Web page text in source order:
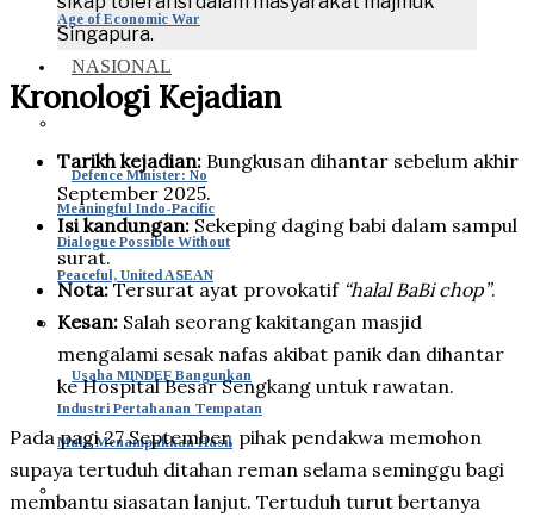
Age of Economic War
NASIONAL
Defence Minister: No
Meaningful Indo-Pacific
Dialogue Possible Without
Peaceful, United ASEAN
Usaha MINDEF Bangunkan
Industri Pertahanan Tempatan
Mula Menampakkan Hasil
Singapura.
Kronologi Kejadian
Tarikh kejadian: Bungkusan dihantar sebelum akhir
September 2025.
Isi kandungan: Sekeping daging babi dalam sampul
surat.
Nota:Tersurat ayat provokatif “halal BaBi chop”.
Kesan: Salah seorang kakitangan masjid
mengalami sesak nafas akibat panik dan dihantar
ke Hospital Besar Sengkang untuk rawatan.
Pada pagi 27 September, pihak pendakwa memohon
supaya tertuduh ditahan reman selama seminggu bagi
membantu siasatan lanjut. Tertuduh turut bertanya